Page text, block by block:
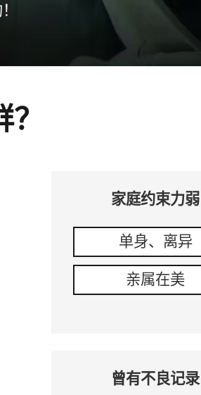
家庭约束力弱
单身、离异
亲属在美
曾有不良记录